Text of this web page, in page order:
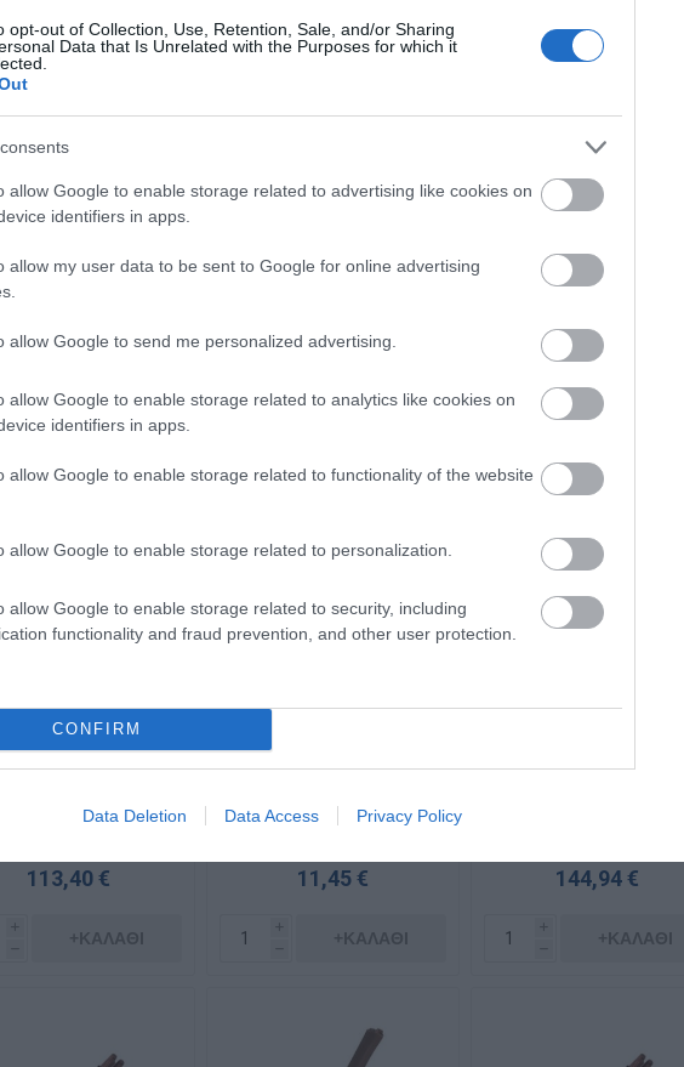
opt-out of Collection, Use, Retention, Sale, and/or Sharing
Data that Is Unrelated with the Purposes for which it
allow Google to enable storage related to advertising like cookies on
identifiers in apps.
allow my user data to be sent to Google for online advertising
allow Google to send me personalized advertising.
allow Google to enable storage related to analytics like cookies on
identifiers in apps.
allow Google to enable storage related to functionality of the website
allow Google to enable storage related to personalization.
allow Google to enable storage related to security, including
functionality and fraud prevention, and other user protection.
CONFIRM
Data Deletion Data Access Privacy Policy
Διαθέσιμο
+ΚΑΛΆΘΙ
Διαθέσιμο
Καλώδιο E1VV-R (NYY)
Διαθέσιμο Κατόπιν
Παραγγελίας
95,32 €
E1VV-R (NYY)
113,40 €
i
h
+ΚΑΛΆΘΙ
Καλώδιο E1VV-R (NYY)
Διαθέσιμο Κατόπιν
11,45 €
i
h
+ΚΑΛΆΘΙ
Καλώδιο E1VV-R (NYY)
144,94 €
i
h
+ΚΑΛΆΘΙ